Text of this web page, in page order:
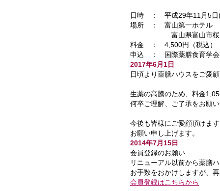
日時 ： 平成29年11月5日(
場所 ： 富山第一ホテル
富山県富山市桜木
料金 ： 4,500円（税込）
申込 ： 国際薬膳食育学
2017年6月1日
日頃より薬膳ハウスをご愛
生薬の高騰のため、料金
何卒ご理解、ご了承をお願
今後も皆様にご愛顧頂けま
お願い申し上げます。
2014年7月15日
会員登録のお願い
リニューアル以前から薬膳
お手数をおかけしますが、
会員登録はこちらから